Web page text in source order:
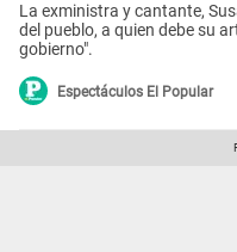
La exministra y cantante,
del pueblo, a quien debe su
gobierno".
Espectáculos El Popular